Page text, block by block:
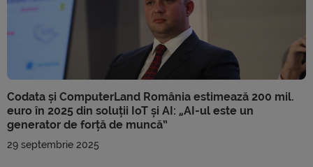
Codata și ComputerLand România estimează 200 mil.
euro în 2025 din soluții IoT și AI: „AI-ul este un
generator de forță de muncă”
29 septembrie 2025